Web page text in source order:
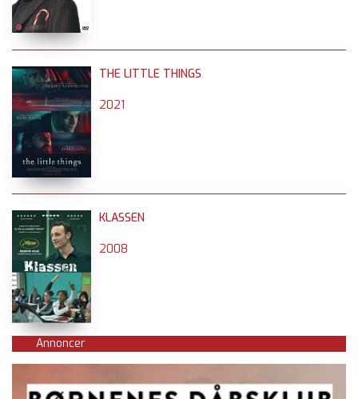
THE LITTLE THINGS
2021
KLASSEN
2008
Annoncer